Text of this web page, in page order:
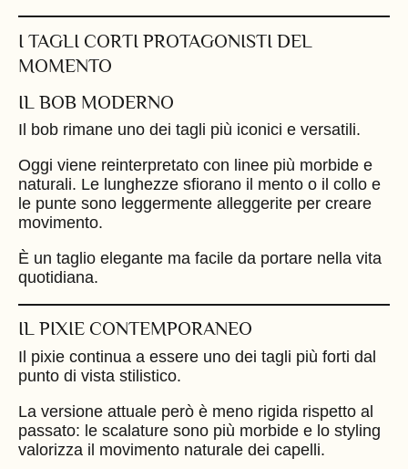
I TAGLI CORTI PROTAGONISTI DEL
MOMENTO
IL BOB MODERNO
Il bob rimane uno dei tagli più iconici e versatili.
Oggi viene reinterpretato con linee più morbide e
naturali. Le lunghezze sfiorano il mento o il collo e
le punte sono leggermente alleggerite per creare
movimento.
È un taglio elegante ma facile da portare nella vita
quotidiana.
IL PIXIE CONTEMPORANEO
Il pixie continua a essere uno dei tagli più forti dal
punto di vista stilistico.
La versione attuale però è meno rigida rispetto al
passato: le scalature sono più morbide e lo styling
valorizza il movimento naturale dei capelli.